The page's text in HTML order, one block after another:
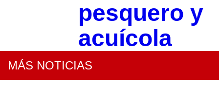
pesquero y
acuícola
MÁS NOTICIAS